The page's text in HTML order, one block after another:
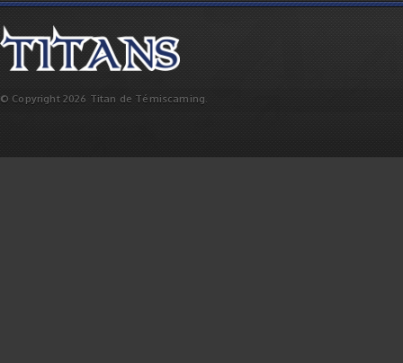
© Copyright 2026 Titan de Témiscaming.